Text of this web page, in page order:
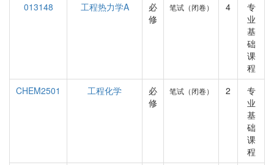
013148
工程热力学A
必
修
笔试（闭卷） 4
专
业
基
础
课
程
CHEM2501
工程化学
必
修
笔试（闭卷） 2
专
业
基
础
课
程